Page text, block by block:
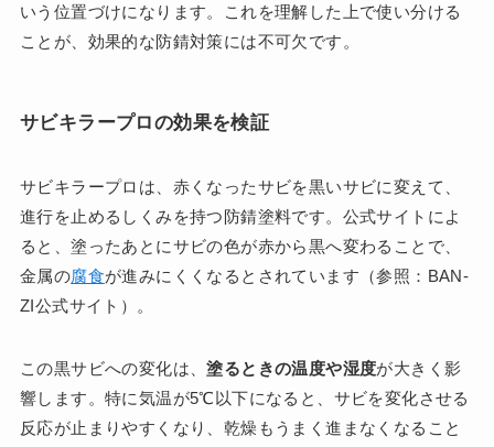
いう位置づけになります。これを理解した上で使い分ける
ことが、効果的な防錆対策には不可欠です。
サビキラープロの効果を検証
サビキラープロは、赤くなったサビを黒いサビに変えて、
進行を止めるしくみを持つ防錆塗料です。公式サイトによ
ると、塗ったあとにサビの色が赤から黒へ変わることで、
金属の腐食が進みにくくなるとされています（参照：BAN-
ZI公式サイト）。
この黒サビへの変化は、塗るときの温度や湿度が大きく影
響します。特に気温が5℃以下になると、サビを変化させる
反応が止まりやすくなり、乾燥もうまく進まなくなること